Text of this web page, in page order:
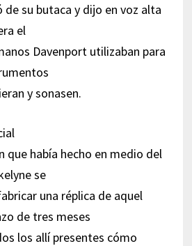
de su butaca y dijo en voz alta
el
Davenport utilizaban para
y sonasen.
que había hecho en medio del
se
una réplica de aquel
de tres meses
los allí presentes cómo